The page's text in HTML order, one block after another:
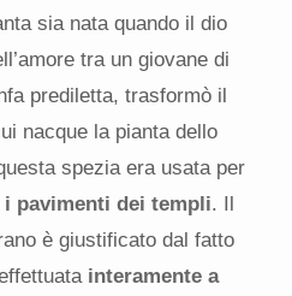
sia nata quando il dio
tra un giovane di
prediletta, trasformò il
nacque la pianta dello
spezia era usata per
pavimenti dei templi. Il
è giustificato dal fatto
interamente a